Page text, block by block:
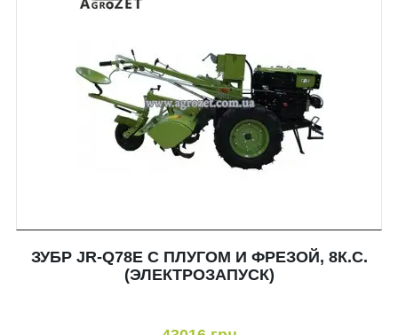
ЗУБР JR-Q78E С ПЛУГОМ И ФРЕЗОЙ, 8К.С.
(ЭЛЕКТРОЗАПУСК)